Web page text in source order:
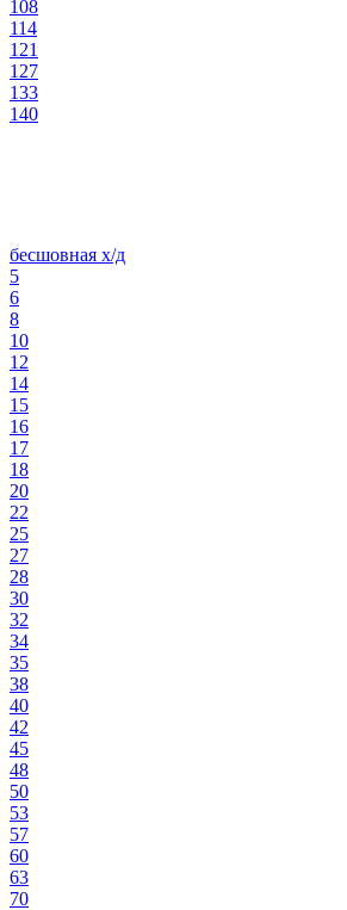
108
114
121
127
133
140
бесшовная х/д
5
6
8
10
12
14
15
16
17
18
20
22
25
27
28
30
32
34
35
38
40
42
45
48
50
53
57
60
63
70